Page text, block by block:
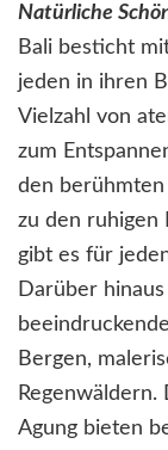
Natürliche
Bali besticht
jeden in ihren
Vielzahl von
zum
den berühmten
zu den ruhigen
gibt es für
Darüber
Bergen,
Agung bieten